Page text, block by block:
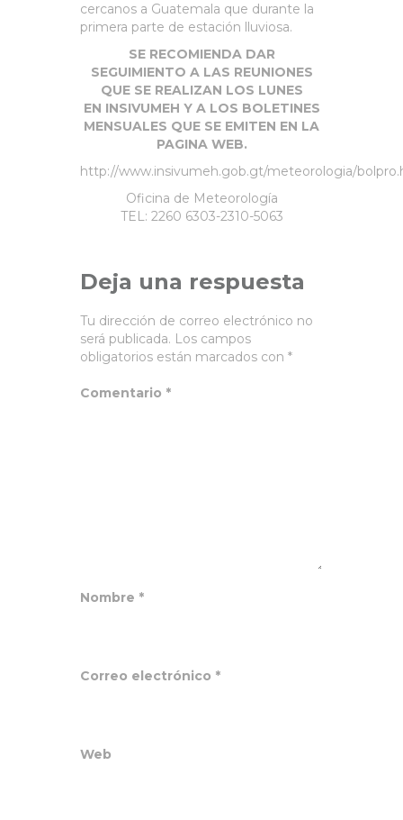
cercanos a Guatemala que durante la
primera parte de estación lluviosa.
SE RECOMIENDA DAR
SEGUIMIENTO A LAS REUNIONES
QUE SE REALIZAN LOS LUNES
EN INSIVUMEH Y A LOS BOLETINES
MENSUALES QUE SE EMITEN EN LA
PAGINA WEB.
http://www.insivumeh.gob.gt/meteorologia/
Oficina de Meteorología
TEL: 2260 6303-2310-5063
Deja una respuesta
Tu dirección de correo electrónico no
será publicada. Los campos
obligatorios están marcados con *
Comentario *
Nombre *
Correo electrónico *
Web